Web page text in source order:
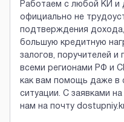
Работаем с любой КИ и
официально не
подтверждения
большую кредитную
залогов, поручителей
всеми регионами РФ и
как вам помощь даже в
ситуации. С заявками
нам на почту